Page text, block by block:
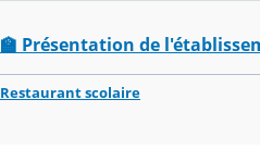
🏫 Présentation de
Restaurant scolaire